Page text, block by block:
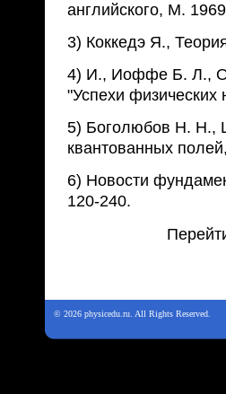
английского, М. 1969
3) Коккедэ Я.,
4) И., Иоффе Б. Л.,
"Успехи физических
5) Боголюбов Н. Н.,
квантованных
6) Новости
120-240.
© 2026 physicedu.ru. All Rights Reserved.